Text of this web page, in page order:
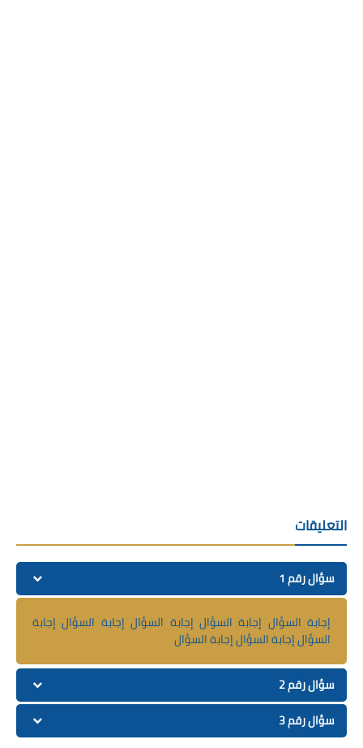
التعليقات
سؤال رقم 1
إجابة السؤال إجابة السؤال إجابة السؤال إجابة السؤال إجابة
السؤال إجابة السؤال إجابة السؤال
سؤال رقم 2
سؤال رقم 3